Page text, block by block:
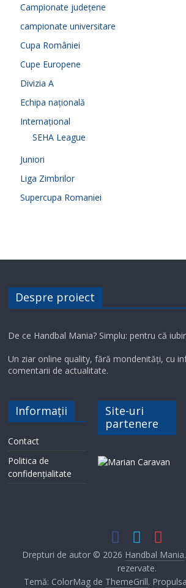
Campionate județene
campionate universitare
Cupa României
Cupe Europene
Divizia A
Echipa națională
Internațional
SEHA League
Juniori
Liga Zimbrilor
Supercupa Romaniei
Despre proiect
De ce Handbal Mania? Simplu: pentru că
Un ziar online quality, fără mondenități, cu
comentarii de actualitate.
Informații
Contact
Politica de
confidențialitate
Site-uri
partenere
Drepturi de autor © 2026 Handbal Mania
rezervate.
Temă: ColorMag de ThemeGrill.